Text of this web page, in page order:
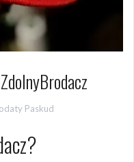
Paskud